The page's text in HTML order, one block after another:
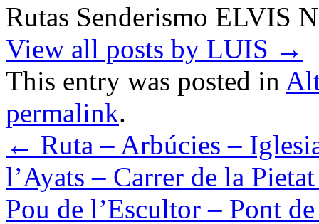
Rutas Senderismo ELVIS
View all posts by LUIS →
This entry was posted in
permalink.
← Ruta – Arbúcies –
l’Ayats – Carrer de la
Pou de l’Escultor – Pont